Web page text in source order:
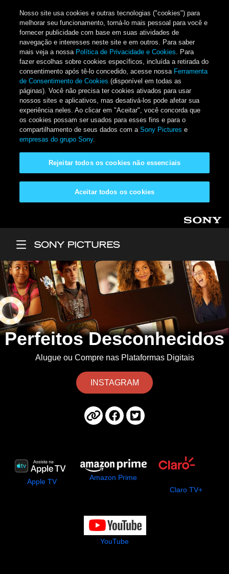
Nosso site usa cookies e outras tecnologias ("cookies") para
melhorar seu funcionamento, torná-lo mais pessoal para você e
fornecer publicidade com base em suas atividades de
navegação e interesses neste site e em outros. Para saber
mais veja a nossa Política de Privacidade e Cookies. Para
fazer escolhas sobre cookies específicos, incluída a retirada do
consentimento após tê-lo concedido, acesse nossa Ferramenta
de Consentimento de Cookies (disponível em todas as
páginas). Você não precisa ter cookies ativados para usar
nossos sites e aplicativos, mas desativá-los pode afetar sua
experiência neles. Ao clicar em "Aceitar", você concorda que
os cookies possam ser usados para esses fins e para o
compartilhamento de seus dados com aSony Pictures e
empresas do grupo Sony.
Rejeitar todos os cookies não essenciais
Aceitar todos os cookies
Perfeitos Desconhecidos
Alugue ou Compre nas Plataformas Digitais
INSTAGRAM
Apple TV
Amazon Prime
Claro TV+
YouTube